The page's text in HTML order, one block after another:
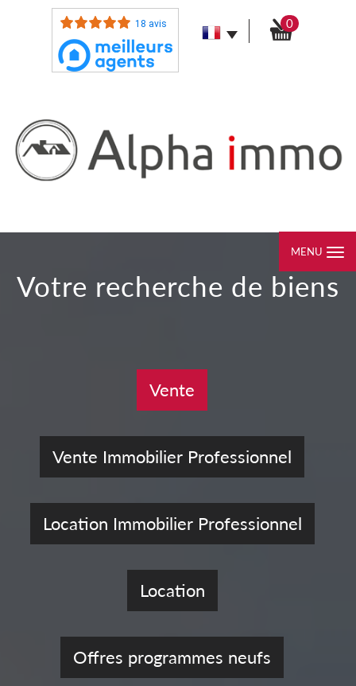
18 avis 0
MENU
votre recherche de biens
Vente
Vente Immobilier Professionnel
Location Immobilier Professionnel
Location
Offres programmes neufs